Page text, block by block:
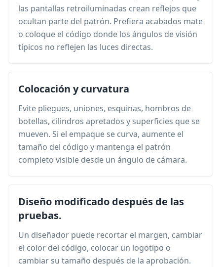
las pantallas retroiluminadas crean reflejos que
ocultan parte del patrón. Prefiera acabados mate
o coloque el código donde los ángulos de visión
típicos no reflejen las luces directas.
Colocación y curvatura
Evite pliegues, uniones, esquinas, hombros de
botellas, cilindros apretados y superficies que se
mueven. Si el empaque se curva, aumente el
tamaño del código y mantenga el patrón
completo visible desde un ángulo de cámara.
Diseño modificado después de las
pruebas.
Un diseñador puede recortar el margen, cambiar
el color del código, colocar un logotipo o
cambiar su tamaño después de la aprobación.